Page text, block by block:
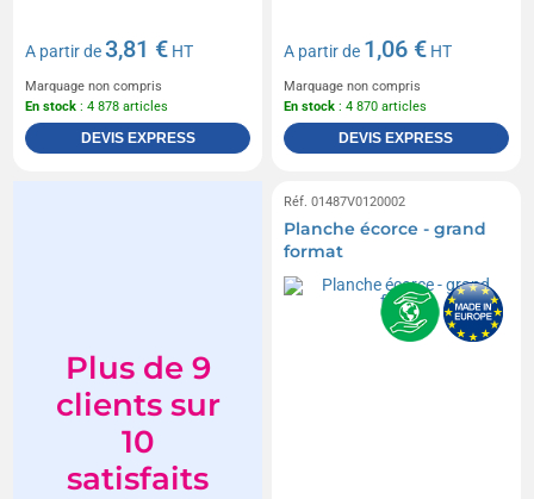
A partir de3,81 € HT
Marquage non compris
En stock : 4 878 articles
DEVIS EXPRESS
A partir de 1,06 € HT
Marquage non compris
En stock : 4 870 articles
DEVIS EXPRESS
Plus de 9
clients sur
10
satisfaits
Réf. 01487V0120002
Planche écorce - grand
format